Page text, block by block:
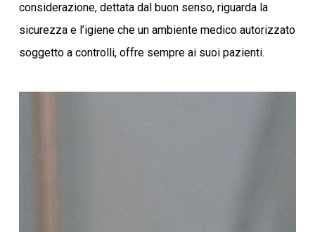
considerazione, dettata dal buon senso, riguarda la
sicurezza e l’igiene che un ambiente medico autorizzato
soggetto a controlli, offre sempre ai suoi pazienti.